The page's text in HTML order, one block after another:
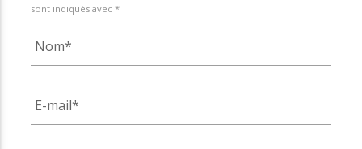
sont indiqués avec *